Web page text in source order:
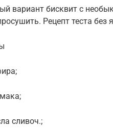
вариант бисквит с
Рецепт теста без
сливоч.;